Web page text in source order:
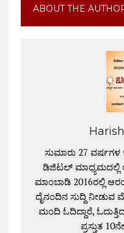
ABOUT THE
ಸುಮಾರು 27
ಡಿಜಿಟಲ್ ಮಾಧ್ಯಮದಲ್ಲಿ
ಮಾಂಬಾಡಿ 2016ರಲ್ಲಿ
ದೈನಂದಿನ ಸುದ್ದಿ ನೀಡುವ
ಮಂದಿ ಓದಿದ್ದಾರೆ,
ಪ್ರಸ್ತುತ